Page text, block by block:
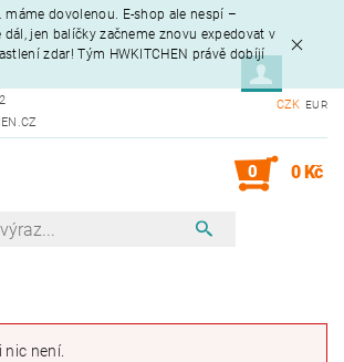
dovolenou. E-shop ale nespí –
jen balíčky začneme znovu expedovat v
zdar! Tým HWKITCHEN právě dobíjí
CZK EUR
0 0 Kč
není.